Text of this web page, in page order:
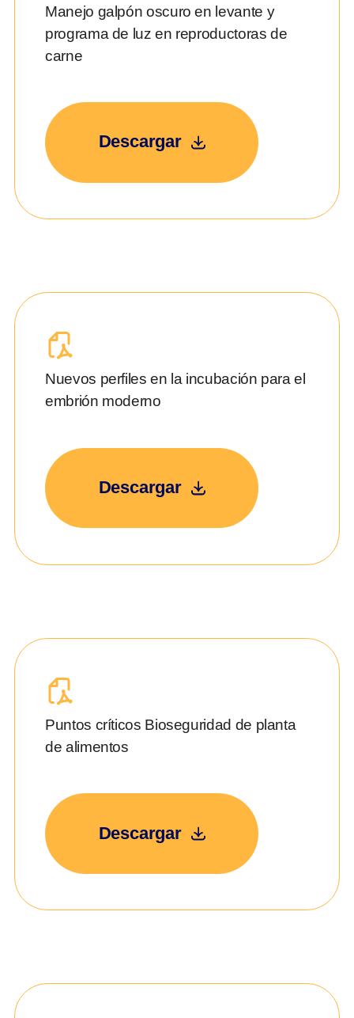
Manejo galpón oscuro en levante y
programa de luz en reproductoras de
carne
Descargar
Nuevos perfiles en la incubación para el
embrión moderno
Descargar
Puntos críticos Bioseguridad de planta
de alimentos
Descargar